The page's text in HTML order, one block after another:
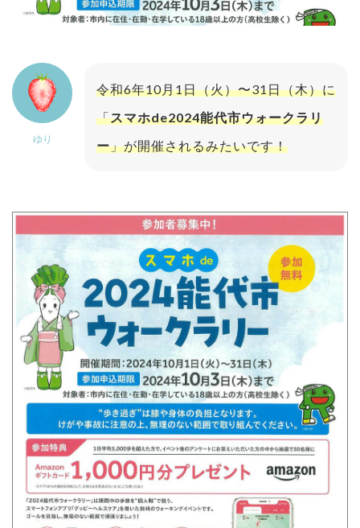
ゆり
令和6年10月1日（火）〜31日（木）に
「スマホde2024能代市ウォークラリ
ー」が開催されるみたいです！